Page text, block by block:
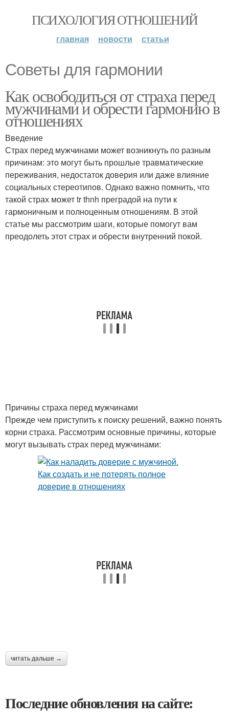
ПСИХОЛОГИЯ ОТНОШЕНИЙ
главная новости статьи
Советы для гармонии
Как освободиться от страха перед
мужчинами и обрести гармонию в
отношениях
Введение
Страх перед мужчинами может возникнуть по разным
причинам: это могут быть прошлые травматические
переживания, недостаток доверия или даже влияние
социальных стереотипов. Однако важно помнить, что
такой страх может tr thnh преградой на пути к
гармоничным и полноценным отношениям. В этой
статье мы рассмотрим шаги, которые помогут вам
преодолеть этот страх и обрести внутренний покой.
Причины страха перед мужчинами
Прежде чем приступить к поиску решений, важно понять
корни страха. Рассмотрим основные причины, которые
могут вызывать страх перед мужчинами:
читать дальше →
Последние обновления на сайте: